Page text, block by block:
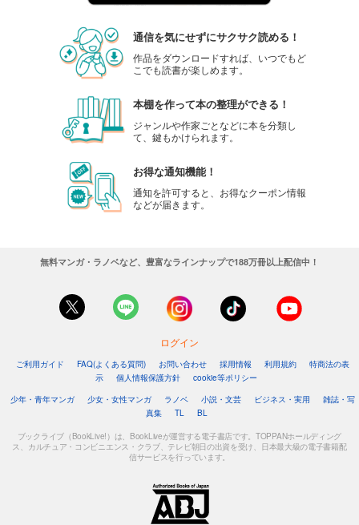
通信を気にせずにサクサク読める！
作品をダウンロードすれば、いつでもど
こでも読書が楽しめます。
本棚を作って本の整理ができる！
ジャンルや作家ごとなどに本を分類し
て、鍵もかけられます。
お得な通知機能！
通知を許可すると、お得なクーポン情報
などが届きます。
無料マンガ・ラノベなど、豊富なラインナップで188万冊以上配信中！
ログイン
ご利用ガイド FAQ(よくある質問) お問い合わせ 採用情報 利用規約
特商法の表
示
個人情報保護方針
cookie等ポリシー
少年・青年マンガ
少女・女性マンガ ラノベ 小説・文芸 ビジネス・実用
雑誌・写
真集
TL BL
ブックライブ（BookLive!）は、BookLiveが運営する電子書店です。TOPPANホールディング
ス、カルチュア・コンビニエンス・クラブ、テレビ朝日の出資を受け、日本最大級の電子書籍配
信サービスを行っています。